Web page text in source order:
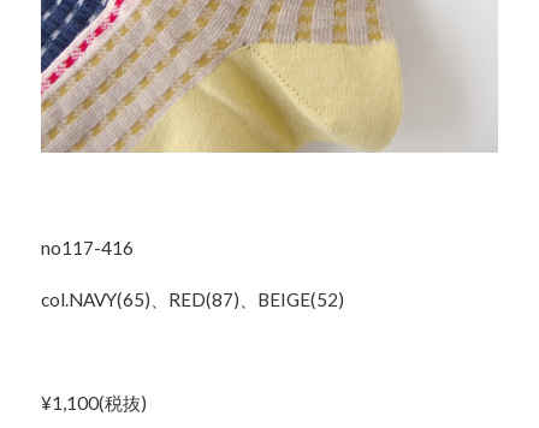
no117-416
col.NAVY(65)、RED(87)、BEIGE(52)
¥1,100(税抜)